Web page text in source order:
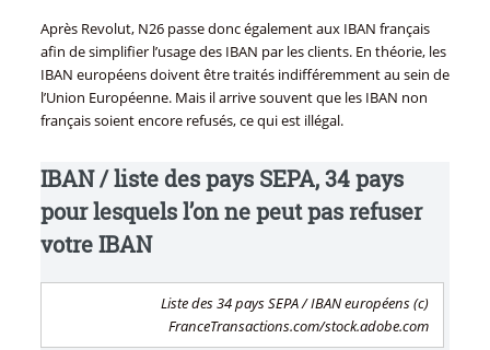
Après Revolut, N26 passe donc également aux IBAN français
afin de simplifier l’usage des IBAN par les clients. En théorie, les
IBAN européens doivent être traités indifféremment au sein de
l’Union Européenne. Mais il arrive souvent que les IBAN non
français soient encore refusés, ce qui est illégal.
IBAN / liste des pays SEPA, 34 pays
pour lesquels l’on ne peut pas refuser
votre IBAN
Liste des 34 pays SEPA / IBAN européens (c)
FranceTransactions.com/stock.adobe.com